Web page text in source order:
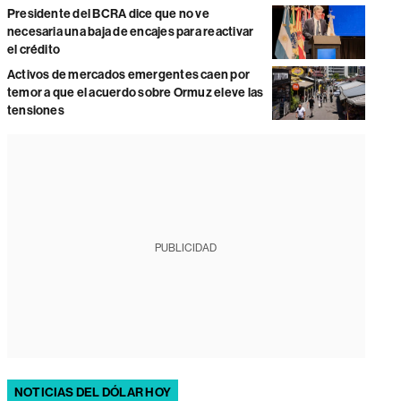
Presidente del BCRA dice que no ve
necesaria una baja de encajes para reactivar
el crédito
Activos de mercados emergentes caen por
temor a que el acuerdo sobre Ormuz eleve las
tensiones
PUBLICIDAD
NOTICIAS DEL DÓLAR HOY